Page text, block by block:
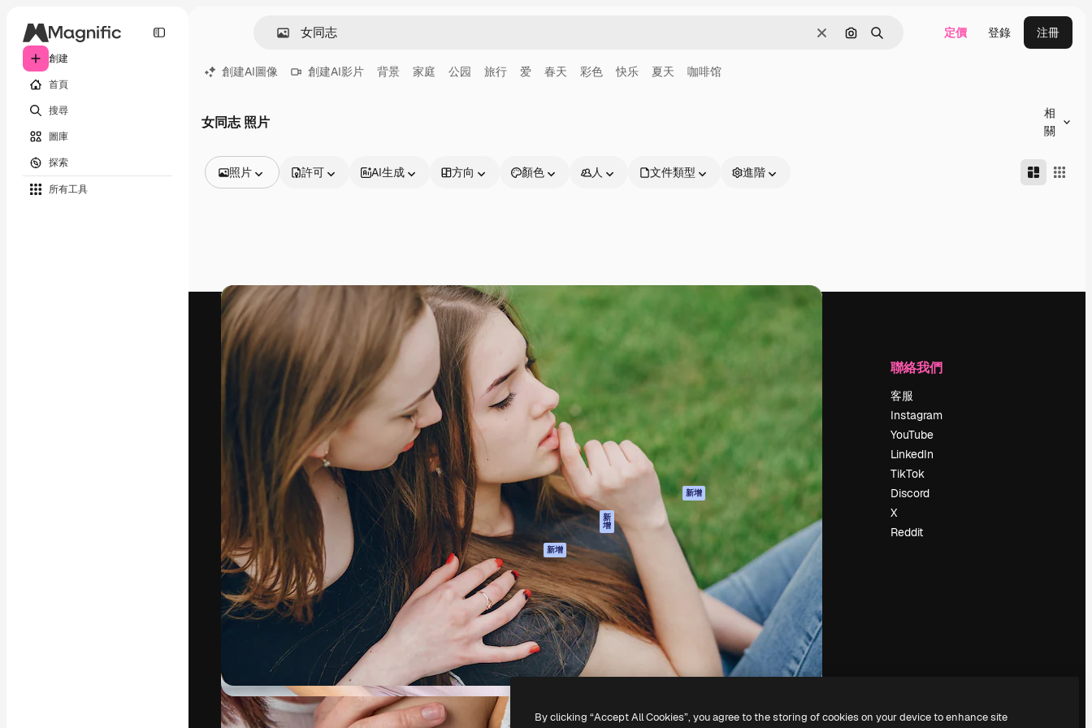
創建
首頁
搜尋
圖庫
探索
所有工具
清除 通過圖像搜索
搜尋 定價 登錄 注冊
創建AI圖像 創建AI影片 背景 家庭 公园 旅行 爱 春天 彩色 快乐 夏天 咖啡馆
女同志 照片
相
關
照片
視頻
片段
動態圖形
影片範本
圖標
3D模型
字體
許可 AI生成 方向 顏色 人 文件類型 進階
引導你創作出最佳作品的創意平台。擁有超過
100萬訂閱者，涵蓋創意人士、企業、代理商
和工作室。
繁體中文 (香港)
產品
Spaces
AI助手
AI圖像生成器
AI視頻生成器
AI語音生成器
圖庫內容
MCP用於
Claude/ChatGPT
新
增
AI助手 新增
API
流動應用程式
所有Magnific工具
開始使用
客服
使用條款
隱私政策
原創作品 新增
Cookie 政策
信任中心
聯盟夥伴
企業
工作機會
搜索趨勢
博客
聚會活動
Slidesgo
出售內容
新聞室
正在尋找
magnific.ai
聯絡我們
客服
Instagram
YouTube
LinkedIn
TikTok
Discord
X
Reddit
Copyright © 2010-2026 Freepik Company S.L.U.版權所有
By clicking “Accept All Cookies”, you agree to the storing of cookies on your device to enhance site